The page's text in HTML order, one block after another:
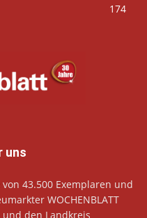
174
uns
43.500 Exemplaren und
WOCHENBLATT
den Landkreis